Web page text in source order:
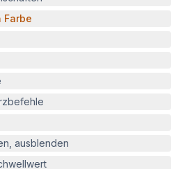
Farbe
ausblenden